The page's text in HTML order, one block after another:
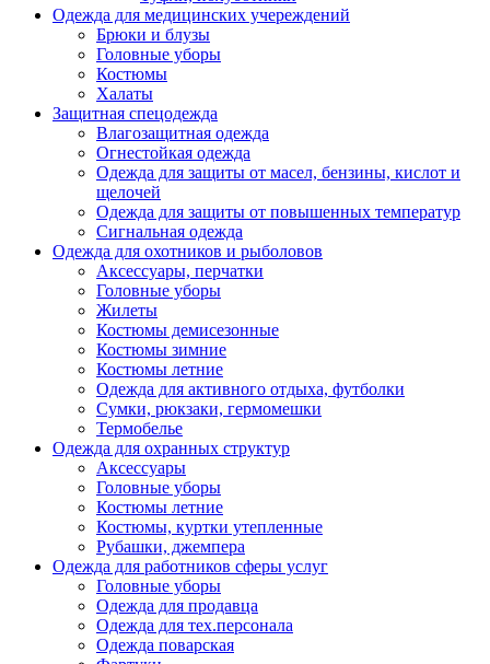
Одежда для медицинских учереждений
Брюки и блузы
Головные уборы
Костюмы
Халаты
Защитная спецодежда
Влагозащитная одежда
Огнестойкая одежда
Одежда для защиты от масел, бензины, кислот и
щелочей
Одежда для защиты от повышенных температур
Сигнальная одежда
Одежда для охотников и рыболовов
Аксессуары, перчатки
Головные уборы
Жилеты
Костюмы демисезонные
Костюмы зимние
Костюмы летние
Одежда для активного отдыха, футболки
Сумки, рюкзаки, гермомешки
Термобелье
Одежда для охранных структур
Аксессуары
Головные уборы
Костюмы летние
Костюмы, куртки утепленные
Рубашки, джемпера
Одежда для работников сферы услуг
Головные уборы
Одежда для продавца
Одежда для тех.персонала
Одежда поварская